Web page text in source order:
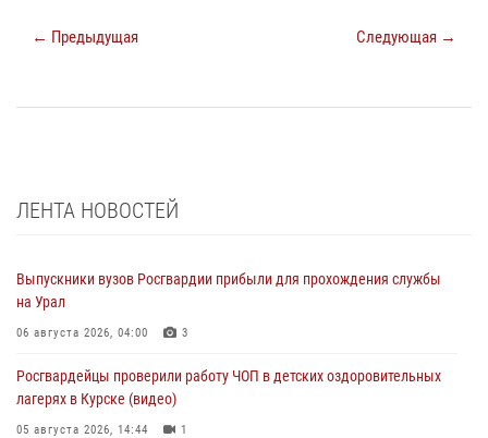
← Предыдущая Следующая →
ЛЕНТА НОВОСТЕЙ
Выпускники вузов Росгвардии прибыли для прохождения службы
на Урал
06 августа 2026, 04:00 3
Росгвардейцы проверили работу ЧОП в детских оздоровительных
лагерях в Курске (видео)
05 августа 2026, 14:44 1